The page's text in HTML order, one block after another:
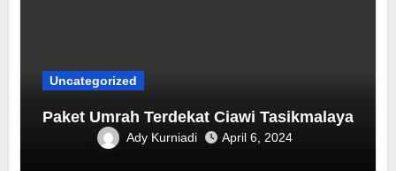
Uncategorized
Paket Umrah Terdekat Ciawi Tasikmalaya
Ady Kurniadi April 6, 2024